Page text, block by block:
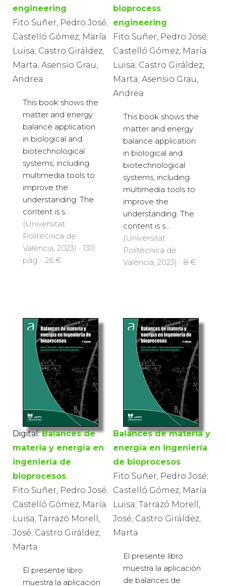
engineering
Fito Suñer, Pedro José;
Castelló Gómez, María
Luisa; Castro Giráldez,
Marta; Asensio Grau,
Andrea
This book shows the
matter and energy
balance application
in biological and
biotechnological
systems, including
multimedia tools to
improve the
understanding. The
content is s...
(Universitat
Politècnica de
València, 2023) · 130
pàg. · 26 €
bioprocess
engineering
Fito Suñer, Pedro José;
Castelló Gómez, María
Luisa; Castro Giráldez,
Marta; Asensio Grau,
Andrea
This book shows the
matter and energy
balance application
in biological and
biotechnological
systems, including
multimedia tools to
improve the
understanding. The
content is s...
(Universitat
Politècnica de
València, 2023) · 8 €
Digital: Balances de
materia y energía en
ingeniería de
bioprocesos
Fito Suñer, Pedro José;
Castelló Gómez, María
Luisa; Tarrazó Morell,
José; Castro Giráldez,
Marta
El presente libro
muestra la aplicación
Balances de materia y
energía en ingeniería
de bioprocesos
Fito Suñer, Pedro José;
Castelló Gómez, María
Luisa; Tarrazó Morell,
José; Castro Giráldez,
Marta
El presente libro
muestra la aplicación
de balances de